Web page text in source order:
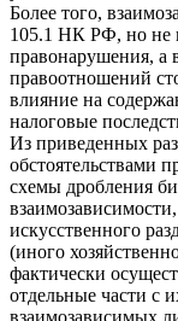
Более того,
105.1 НК РФ, но не в
правонарушения, а
правоотношений
влияние на
налоговые
Из приведенных
обстоятельствами
схемы дробления
искусственного
(иного
фактически
отдельные части с
взаимозависимых